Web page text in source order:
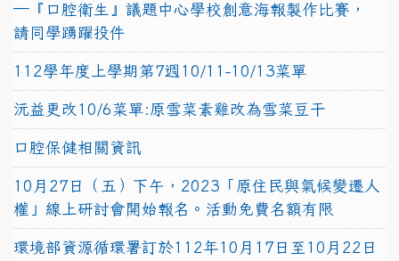
─『口腔衛生』議題中心學校創意海報製作比賽，
請同學踴躍投件
112學年度上學期第7週10/11-10/13菜單
沅益更改10/6菜單:原雪菜素雞改為雪菜豆干
口腔保健相關資訊
10月27日（五）下午，2023「原住民與氣候變遷人
權」線上研討會開始報名。活動免費名額有限
環境部資源循環署訂於112年10月17日至10月22日